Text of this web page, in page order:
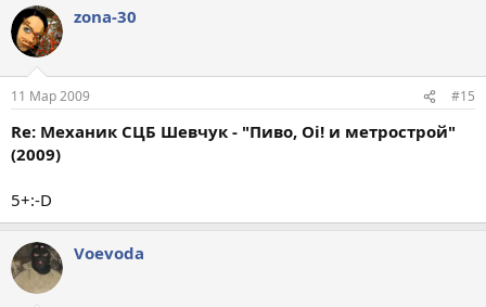
zona-30
11 Мар 2009 #15
Re: Механик СЦБ Шевчук - "Пиво, Oi! и метрострой"
(2009)
5+:-D
Voevoda